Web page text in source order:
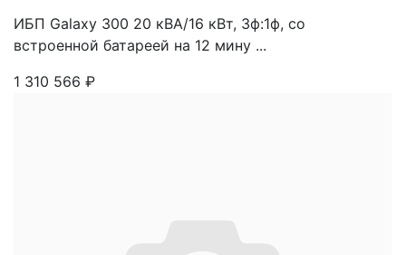
ИБП Galaxy 300 20 кВА/16 кВт, 3ф:1ф, со
встроенной батареей на 12 мину ...
1 310 566 ₽